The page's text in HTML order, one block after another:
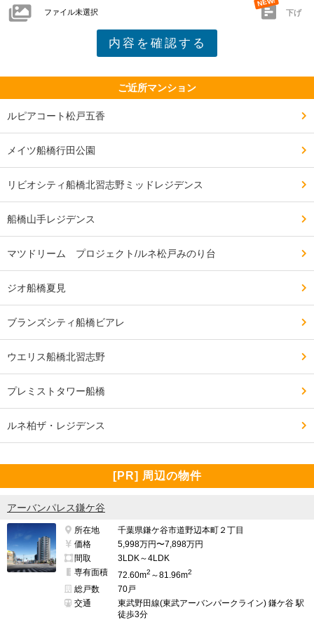
ファイル未選択 下げ
ご近所マンション
ルピアコート松戸五香
メイツ船橋行田公園
リビオシティ船橋北習志野ミッドレジデンス
船橋山手レジデンス
マツドリーム プロジェクト/ルネ松戸みのり台
ジオ船橋夏見
ブランズシティ船橋ビアレ
ウエリス船橋北習志野
プレミストタワー船橋
ルネ柏ザ・レジデンス
[PR] 周辺の物件
アーバンパレス鎌ケ谷
所在地
千葉県鎌ケ谷市道野辺本町２丁目
価格
5,998万円〜7,898万円
間取
3LDK～4LDK
専有面積
72.60m2 ～81.96m2
総戸数
70戸
交通
東武野田線(東武アーバンパークライン) 鎌ケ谷 駅
徒歩3分